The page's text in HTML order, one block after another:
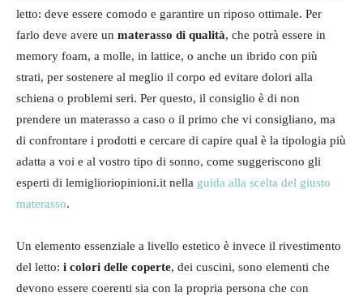
letto: deve essere comodo e garantire un riposo ottimale. Per
farlo deve avere un materasso di qualità, che potrà essere in
memory foam, a molle, in lattice, o anche un ibrido con più
strati, per sostenere al meglio il corpo ed evitare dolori alla
schiena o problemi seri. Per questo, il consiglio è di non
prendere un materasso a caso o il primo che vi consigliano, ma
di confrontare i prodotti e cercare di capire qual è la tipologia più
adatta a voi e al vostro tipo di sonno, come suggeriscono gli
esperti di lemiglioriopinioni.it nella guida alla scelta del giusto
materasso.
Un elemento essenziale a livello estetico è invece il rivestimento
del letto: i colori delle coperte, dei cuscini, sono elementi che
devono essere coerenti sia con la propria persona che con